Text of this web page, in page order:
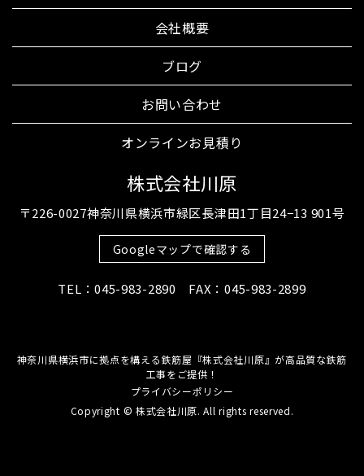
会社概要
ブログ
お問い合わせ
オンラインお見積り
株式会社川原
〒226-0027神奈川県横浜市緑区長津田1丁目24−13 901号
Googleマップで確認する
TEL：045-983-2890 FAX：045-983-2899
神奈川県横浜市に拠点を構える鉄筋屋『株式会社川原』が高品質な鉄筋
工事をご提供！
プライバシーポリシー
Copyright © 株式会社川原. All rights reserved.